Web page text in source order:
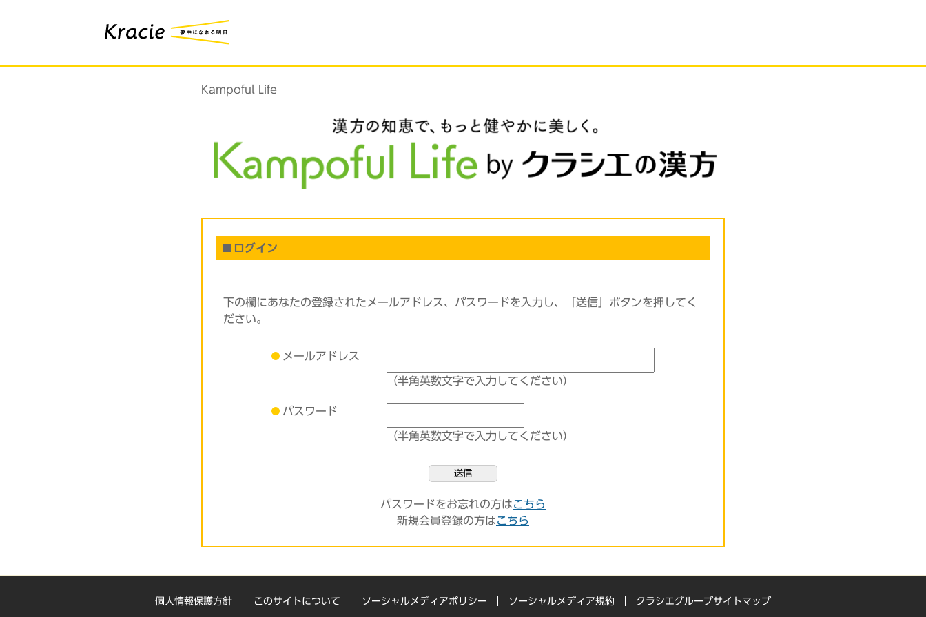
Kampoful Life
ログイン
下の欄にあなたの登録されたメールアドレス、パスワードを入力し、「送信」ボタンを押してく
ださい。
メールアドレス
（半角英数文字で入力してください）
パスワード
（半角英数文字で入力してください）
送信
パスワードをお忘れの方はこちら
新規会員登録の方はこちら
個人情報保護方針 このサイトについて ソーシャルメディアポリシー ソーシャルメディア規約 クラシエグループサイトマップ